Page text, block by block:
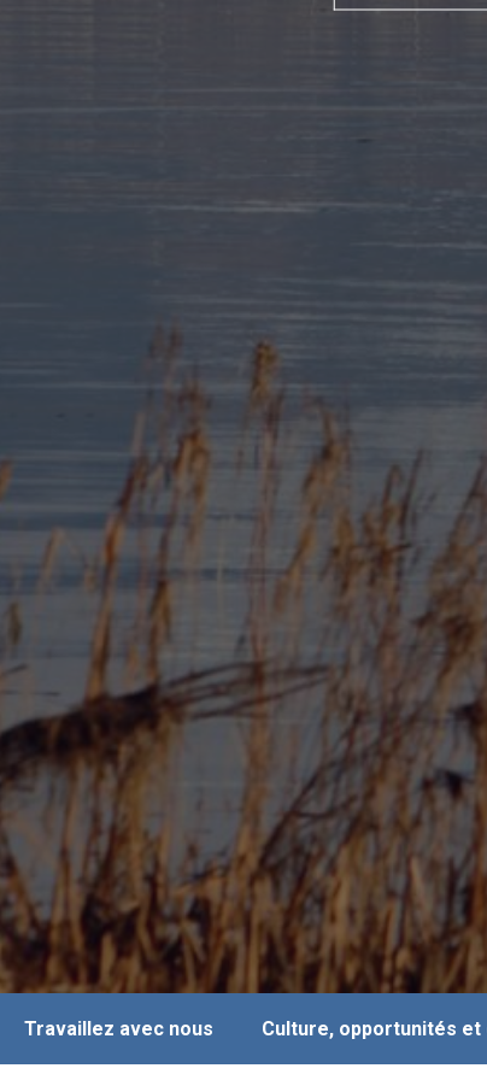
Travaillez avec nous Culture, opportunités et